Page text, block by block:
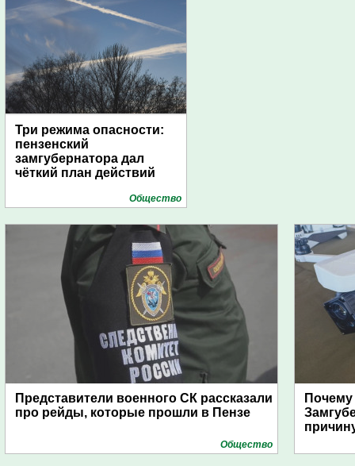
Три режима опасности:
пензенский
замгубернатора дал
чёткий план действий
Общество
Представители военного СК рассказали
про рейды, которые прошли в Пензе
Общество